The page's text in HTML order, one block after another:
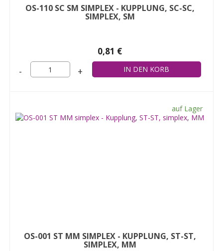
OS-110 SC SM SIMPLEX - KUPPLUNG, SC-SC,
SIMPLEX, SM
0,81 €
- +
auf Lager
OS-001 ST MM SIMPLEX - KUPPLUNG, ST-ST,
SIMPLEX, MM